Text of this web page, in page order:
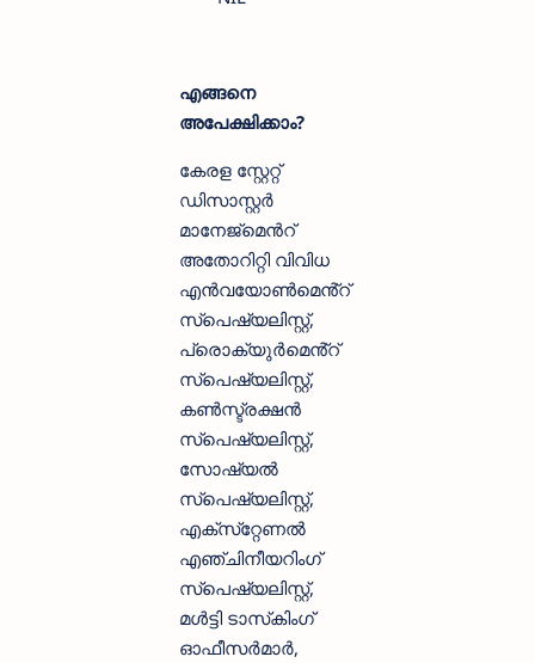
എങ്ങനെ
അപേക്ഷിക്കാം?
കേരള സ്റ്റേറ്റ്
ഡിസാസ്റ്റർ
മാനേജ്മെൻറ്
അതോറിറ്റി വിവിധ
എൻവയോൺമെൻ്റ്
സ്‌പെഷ്യലിസ്റ്റ്,
പ്രൊക്യുർമെൻ്റ്
സ്‌പെഷ്യലിസ്റ്റ്,
കൺസ്ട്രക്ഷൻ
സ്‌പെഷ്യലിസ്റ്റ്,
സോഷ്യൽ
സ്‌പെഷ്യലിസ്റ്റ്,
എക്‌സ്‌റ്റേണൽ
എഞ്ചിനീയറിംഗ്
സ്‌പെഷ്യലിസ്റ്റ്,
മൾട്ടി ടാസ്‌കിംഗ്
ഓഫീസർമാർ,